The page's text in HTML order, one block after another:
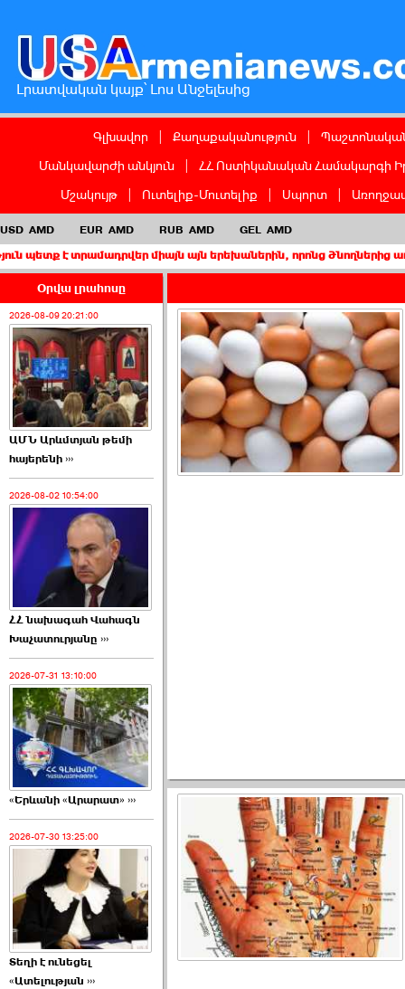
Լրատվական կայք՝ Լոս Անջելեսից
Գլխավոր Քաղաքականություն
Մանկավարժի անկյուն
ՀՀ Ոստիկանական Համակարգի
Մշակույթ
Ուտելիք-Մուտելիք Սպորտ
USD AMD EUR AMD RUB AMD GEL AMD
միայն այն երեխաներին, որոնց ծնողներից առնվազն
Օրվա լրահոսը
2026-08-09 20:21:00
ԱՄՆ Արևմտյան թեմի
հայերենի ›››
2026-08-02 10:54:00
ՀՀ նախագահ Վահագն
Խաչատուրյանը ›››
2026-07-31 13:10:00
«Երևանի «Արարատ» ›››
2026-07-30 13:25:00
Տեղի է ունեցել
«Ատելության ›››